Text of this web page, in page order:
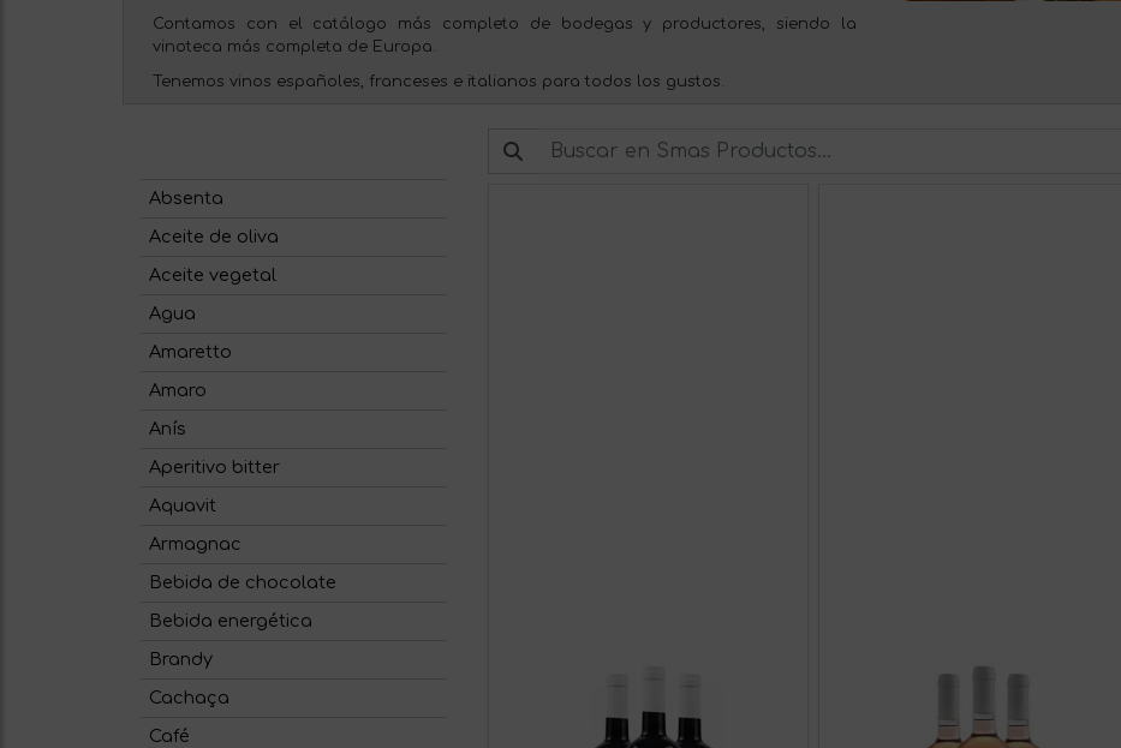
Contamos con el catálogo más completo de bodegas y productores, siendo la
vinoteca más completa de Europa.
Tenemos vinos españoles, franceses e italianos para todos los gustos.
Absenta
Aceite de oliva
Aceite vegetal
Agua
Amaretto
Amaro
Anís
Aperitivo bitter
Aquavit
Armagnac
Bebida de chocolate
Bebida energética
Brandy
Cachaça
Café